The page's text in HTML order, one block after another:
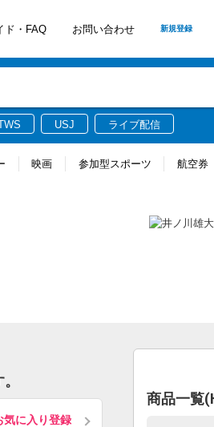
ド・FAQ お問い合わせ 新規登録
USJ ライブ配信
映画 参加型スポーツ 航空券
気に入り登録
商品一覧